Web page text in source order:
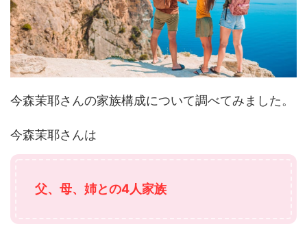
今森茉耶さんの家族構成について調べてみました。
今森茉耶さんは
父、母、姉との4人家族